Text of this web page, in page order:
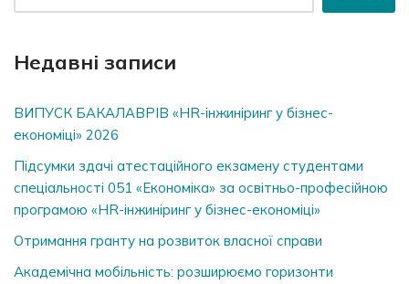
Недавні записи
ВИПУСК БАКАЛАВРІВ «HR-інжиніринг у бізнес-
економіці» 2026
Підсумки здачі атестаційного екзамену студентами
спеціальності 051 «Економіка» за освітньо-професійною
програмою «HR-інжиніринг у бізнес-економіці»
Отримання гранту на розвиток власної справи
Академічна мобільність: розширюємо горизонти